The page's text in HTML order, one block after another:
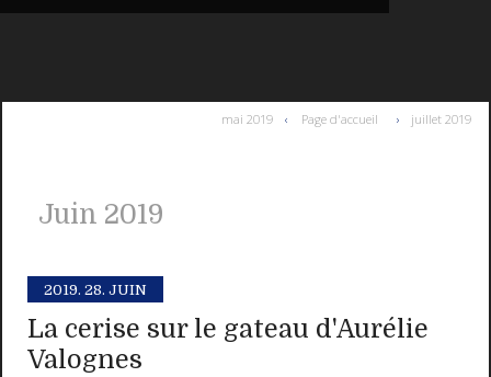
mai 2019 Page d'accueil juillet 2019
Juin 2019
2019. 28. JUIN
La cerise sur le gateau d'Aurélie
Valognes